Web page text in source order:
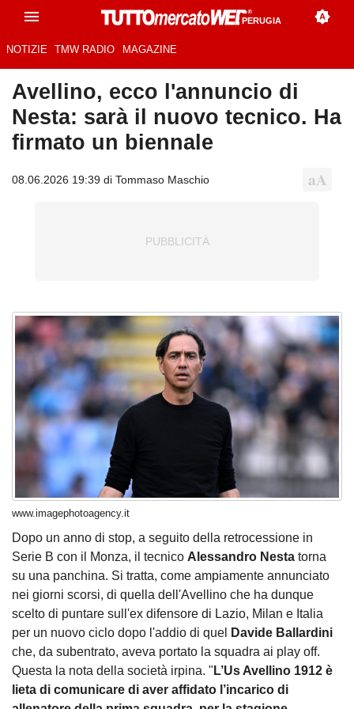
PERUGIA
NOTIZIE TMW RADIO MAGAZINE
Avellino, ecco l'annuncio di
Nesta: sarà il nuovo tecnico. Ha
firmato un biennale
08.06.2026 19:39 di Tommaso Maschio
www.imagephotoagency.it
Dopo un anno di stop, a seguito della retrocessione in
Serie B con il Monza, il tecnico Alessandro Nesta torna
su una panchina. Si tratta, come ampiamente annunciato
nei giorni scorsi, di quella dell'Avellino che ha dunque
scelto di puntare sull'ex difensore di Lazio, Milan e Italia
per un nuovo ciclo dopo l'addio di quel
Davide Ballardini
che, da subentrato, aveva portato la squadra ai play off.
Questa la nota della società irpina. " L’Us Avellino 1912 è
lieta di comunicare di aver affidato l’incarico di